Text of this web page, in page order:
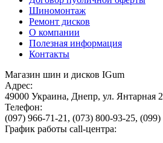
Шиномонтаж
Ремонт дисков
О компании
Полезная информация
Контакты
Магазин шин и дисков IGum
Адрес:
49000 Украина, Днепр, ул. Янтарная
Телефон:
(097) 966-71-21 , (073) 800-93-25, (099)
График работы call-центра: